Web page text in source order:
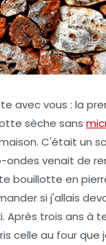
avec vous : la
sèche sans
C'était un
ondes venait de
bouillotte en
si j'allais
Après trois ans à
celle au four que